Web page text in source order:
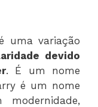
uma variação
devido
. É um nome
é um nome